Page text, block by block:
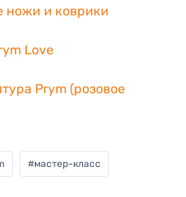
ножи и коврики
Love
Prym (розовое
#мастер-класс